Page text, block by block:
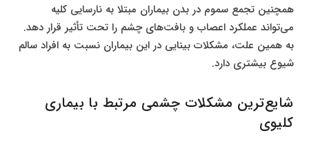
همچنین تجمع سموم در بدن بیماران مبتلا به نارسایی کلیه
می‌تواند عملکرد اعصاب و بافت‌های چشم را تحت تأثیر قرار دهد.
به همین علت، مشکلات بینایی در این بیماران نسبت به افراد سالم
شیوع بیشتری دارد.
شایع‌ترین مشکلات چشمی مرتبط با بیماری
کلیوی